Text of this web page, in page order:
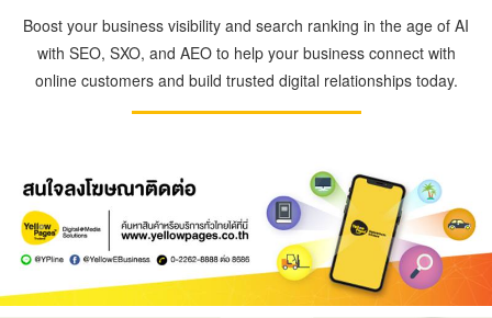
Boost your business visibility and search ranking in the age of AI
with SEO, SXO, and AEO to help your business connect with
online customers and build trusted digital relationships today.